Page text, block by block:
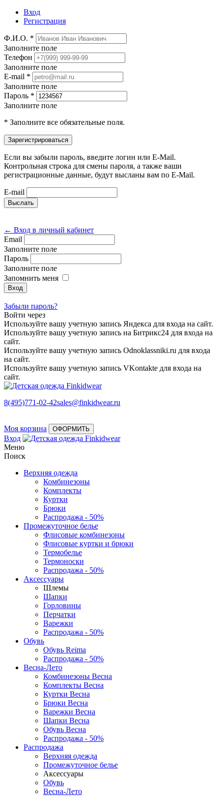
Вход
Регистрация
Ф.И.О. *
Заполните поле
Телефон
Заполните поле
E-mail *
Заполните поле
Пароль *
Заполните поле
* Заполните все обязательные поля.
Если вы забыли пароль, введите логин или E-Mail.
Контрольная строка для смены пароля, а также ваши
регистрационные данные, будут высланы вам по E-Mail.
E-mail
← Вход в личный кабинет
Email
Заполните поле
Пароль
Заполните поле
Запомнить меня
Забыли пароль?
Войти через
Используйте вашу учетную запись Яндекса для входа на сайт.
Используйте вашу учетную запись на Битрикс24 для входа на
сайт.
Используйте вашу учетную запись Odnoklassniki.ru для входа
на сайт.
Используйте вашу учетную запись VKontakte для входа на
сайт.
8(495)771-02-42sales@finkidwear.ru
Моя корзина ОФОРМИТЬ
Вход
Меню
Поиск
Верхняя одежда
Комбинезоны
Комплекты
Куртки
Брюки
Распродажа - 50%
Промежуточное белье
Флисовые комбинезоны
Флисовые куртки и брюки
Термобелье
Термоноски
Распродажа - 50%
Аксессуары
Шлемы
Шапки
Горловины
Перчатки
Варежки
Распродажа - 50%
Обувь
Обувь Reima
Распродажа - 50%
Весна-Лето
Комбинезоны Весна
Комплекты Весна
Куртки Весна
Брюки Весна
Варежки Весна
Шапки Весна
Обувь Весна
Распродажа - 50%
Распродажа
Верхняя одежда
Промежуточное белье
Аксессуары
Обувь
Весна-Лето